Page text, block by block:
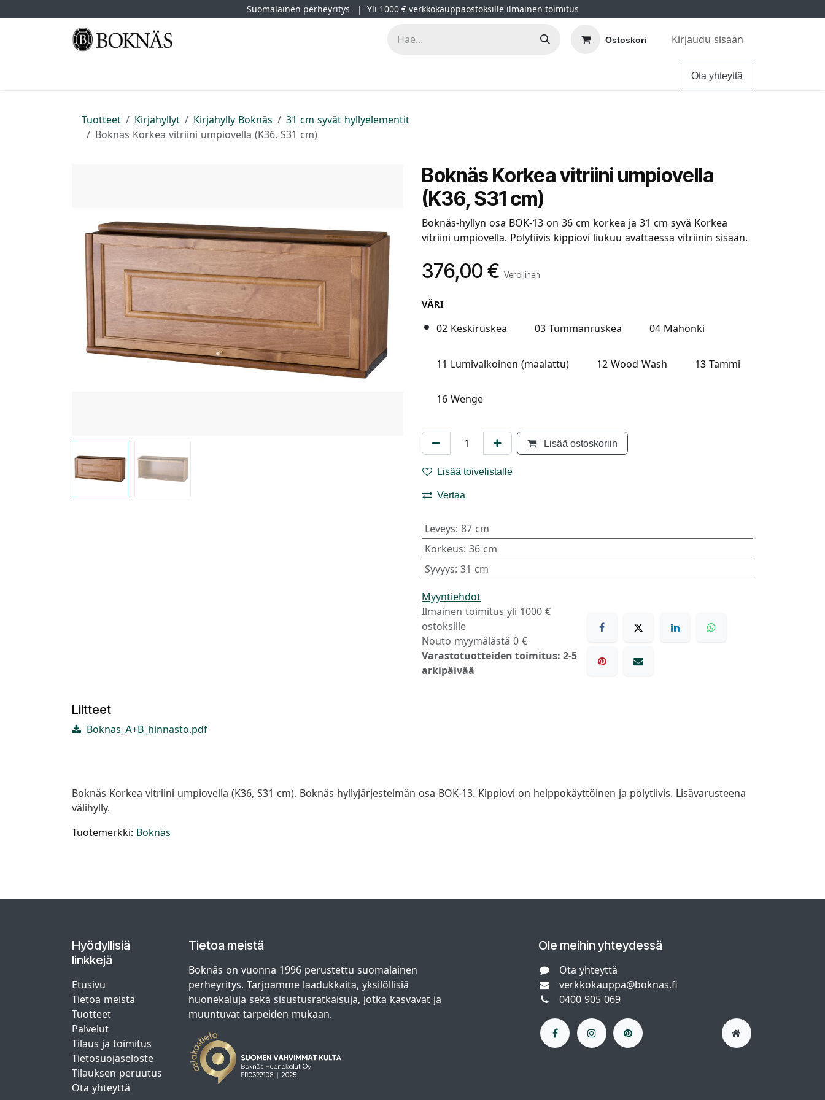
Suomalainen perheyritys | Yli 1000 € verkkokauppaostoksille ilmainen toimitus
Ostoskori Kirjaudu sisään
Ota yhteyttä
Tuotteet Kirjahyllyt Kirjahylly Boknäs
31 cm syvät hyllyelementit
Boknäs Korkea vitriini umpiovella (K36, S31 cm)
Boknäs Korkea vitriini umpiovella
(K36, S31 cm)
Boknäs-hyllyn osa BOK-13 on 36 cm korkea ja 31 cm syvä Korkea
vitriini umpiovella. Pölytiivis kippiovi liukuu avattaessa vitriinin sisään.
376,00 € Verollinen
VÄRI
02 Keskiruskea 03 Tummanruskea 04 Mahonki
11 Lumivalkoinen (maalattu) 12 Wood Wash 13 Tammi
16 Wenge
Lisää ostoskoriin
Lisää toivelistalle
Vertaa
Leveys: 87 cm
Korkeus: 36 cm
Syvyys: 31 cm
Myyntiehdot
Ilmainen toimitus yli 1000 €
ostoksille
Nouto myymälästä 0 €
Varastotuotteiden toimitus: 2-5
arkipäivää
Liitteet
Boknas_A+B_hinnasto.pdf
Boknäs Korkea vitriini umpiovella (K36, S31 cm). Boknäs-hyllyjärjestelmän osa BOK-13. Kippiovi on helppokäyttöinen ja pölytiivis. Lisävarusteena
välihylly.
Tuotemerkki: Boknäs
Hyödyllisiä
linkkejä
Etusivu
Tietoa meistä
Tuotteet
Palvelut
Tilaus ja toimitus
Tietosuojaseloste
Tilauksen peruutus
Ota yhteyttä
Tietoa meistä
Boknäs on vuonna 1996 perustettu suomalainen
perheyritys. Tarjoamme laadukkaita, yksilöllisiä
huonekaluja sekä sisustusratkaisuja, jotka kasvavat ja
muuntuvat tarpeiden mukaan.
Ole meihin yhteydessä
Ota yhteyttä
verkkokauppa@boknas.fi
0400 905 069